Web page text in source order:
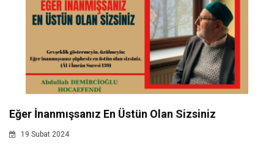
Eğer İnanmışsanız En Üstün Olan Sizsiniz
19 Subat 2024